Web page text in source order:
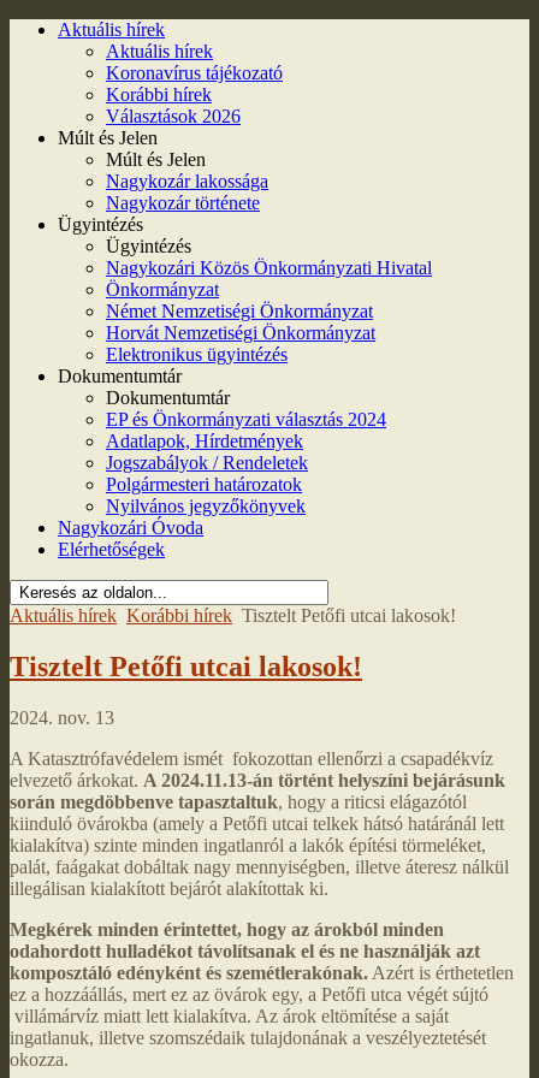
Aktuális hírek
Aktuális hírek
Koronavírus tájékozató
Korábbi hírek
Választások 2026
Múlt és Jelen
Múlt és Jelen
Nagykozár lakossága
Nagykozár története
Ügyintézés
Ügyintézés
Nagykozári Közös Önkormányzati Hivatal
Önkormányzat
Német Nemzetiségi Önkormányzat
Horvát Nemzetiségi Önkormányzat
Elektronikus ügyintézés
Dokumentumtár
Dokumentumtár
EP és Önkormányzati választás 2024
Adatlapok, Hírdetmények
Jogszabályok / Rendeletek
Polgármesteri határozatok
Nyilvános jegyzőkönyvek
Nagykozári Óvoda
Elérhetőségek
Aktuális hírek Korábbi hírek Tisztelt Petőfi utcai lakosok!
Tisztelt Petőfi utcai lakosok!
2024. nov. 13
A Katasztrófavédelem ismét fokozottan ellenőrzi a csapadékvíz
elvezető árkokat. A 2024.11.13-án történt helyszíni bejárásunk
során megdöbbenve tapasztaltuk, hogy a riticsi elágazótól
kiinduló övárokba (amely a Petőfi utcai telkek hátsó határánál lett
kialakítva) szinte minden ingatlanról a lakók építési törmeléket,
palát, faágakat dobáltak nagy mennyiségben, illetve áteresz nálkül
illegálisan kialakított bejárót alakítottak ki.
Megkérek minden érintettet, hogy az árokból minden
odahordott hulladékot távolítsanak el és ne használják azt
komposztáló edényként és szemétlerakónak. Azért is érthetetlen
ez a hozzáállás, mert ez az övárok egy, a Petőfi utca végét sújtó
villámárvíz miatt lett kialakítva. Az árok eltömítése a saját
ingatlanuk, illetve szomszédaik tulajdonának a veszélyeztetését
okozza.